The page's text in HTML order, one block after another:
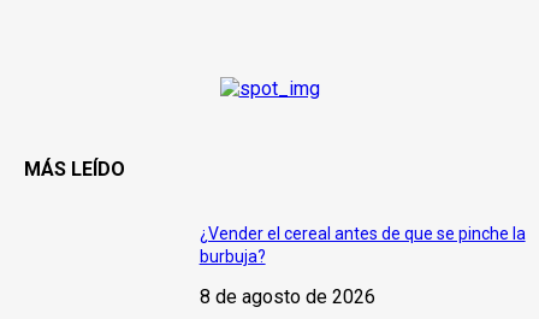
MÁS LEÍDO
¿Vender el cereal antes de que se pinche la
burbuja?
8 de agosto de 2026